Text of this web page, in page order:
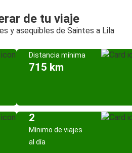
de tu viaje
y asequibles de Saintes a Lila
Distancia mínima
715 km
2
Mínimo de viajes
al día